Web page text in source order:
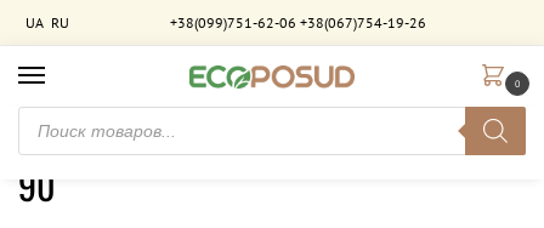
UA RU +38(099)751-62-06 +38(067)754-19-26
0
Главная / Товар Довжина (мм)
90